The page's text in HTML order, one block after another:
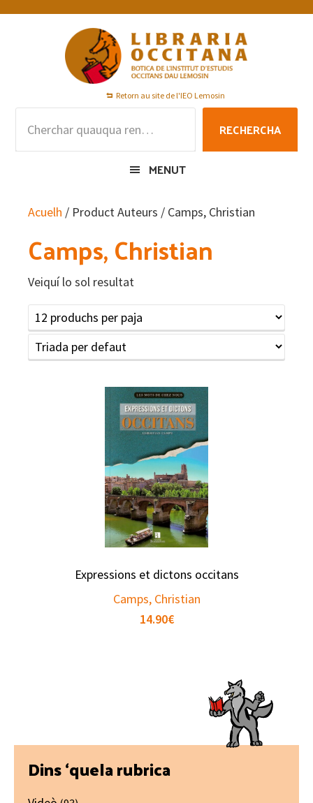
Skip
Skip
Skip
Retorn au site de l'IEO Lemosin
RECHERCHA
MENUT
Acuelh / Product Auteurs / Camps, Christian
Camps, Christian
Veiquí lo sol resultat
Expressions et dictons occitans
Camps, Christian
14.90€
Primary
Sidebar
Dins ‘quela rubrica